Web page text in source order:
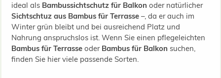
ideal als Bambussichtschutz für Balkon oder natürlicher
Sichtschtuz aus Bambus für Terrasse–, da er auch im
Winter grün bleibt und bei ausreichend Platz und
Nahrung anspruchslos ist. Wenn Sie einen pflegeleichten
Bambus für Terrasseoder Bambus für Balkon suchen,
finden Sie hier viele passende Sorten.